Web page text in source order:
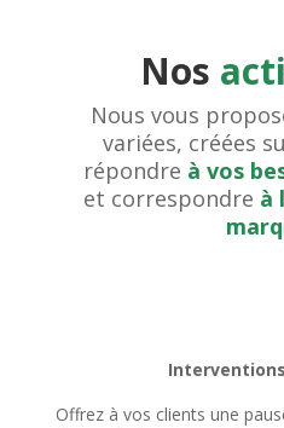
Nos
Nous vous
variées, créées
répondre à vos
et correspondre à
Offrez à vos clients une